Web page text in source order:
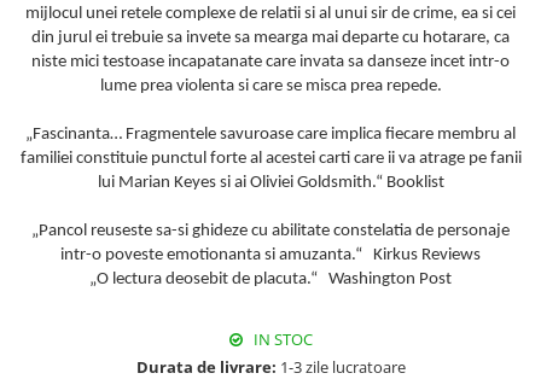
mijlocul unei retele complexe de relatii si al unui sir de crime, ea si cei
din jurul ei trebuie sa invete sa mearga mai departe cu hotarare, ca
niste mici testoase incapatanate care invata sa danseze incet intr-o
lume prea violenta si care se misca prea repede.
„Fascinanta… Fragmentele savuroase care implica fiecare membru al
familiei constituie punctul forte al acestei carti care ii va atrage pe fanii
lui Marian Keyes si ai Oliviei Goldsmith.“ Booklist
„Pancol reuseste sa-si ghideze cu abilitate constelatia de personaje
intr-o poveste emotionanta si amuzanta.“ Kirkus Reviews
„O lectura deosebit de placuta.“ Washington Post
IN STOC
Durata de livrare: 1-3 zile lucratoare